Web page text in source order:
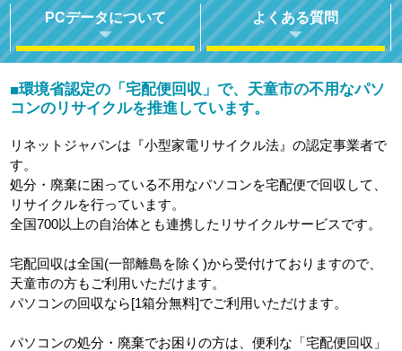
PCデータについて よくある質問
■環境省認定の「宅配便回収」で、天童市の不用なパソ
コンのリサイクルを推進しています。
リネットジャパンは『小型家電リサイクル法』の認定事業者で
す。
処分・廃棄に困っている不用なパソコンを宅配便で回収して、
リサイクルを行っています。
全国700以上の自治体とも連携したリサイクルサービスです。
宅配回収は全国(一部離島を除く)から受付けておりますので、
天童市の方もご利用いただけます。
パソコンの回収なら[1箱分無料]でご利用いただけます。
パソコンの処分・廃棄でお困りの方は、便利な「宅配便回収」